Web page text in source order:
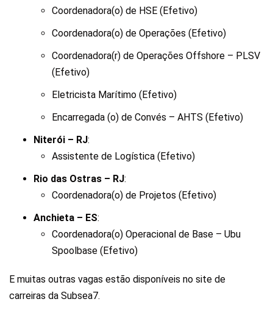
Coordenadora(o) de HSE (Efetivo)
Coordenadora(o) de Operações (Efetivo)
Coordenadora(r) de Operações Offshore – PLSV
(Efetivo)
Eletricista Marítimo (Efetivo)
Encarregada (o) de Convés – AHTS (Efetivo)
Niterói – RJ:
Assistente de Logística (Efetivo)
Rio das Ostras – RJ:
Coordenadora(o) de Projetos (Efetivo)
Anchieta – ES:
Coordenadora(o) Operacional de Base – Ubu
Spoolbase (Efetivo)
E muitas outras vagas estão disponíveis no site de
carreiras da Subsea7.